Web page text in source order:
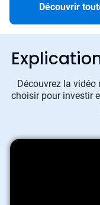
Découvrir
Découvrez la vidéo
choisir pour investir